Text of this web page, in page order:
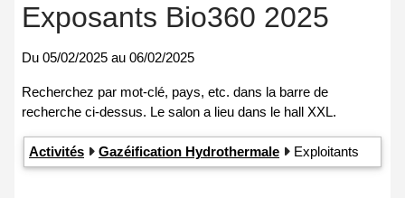
Exposants Bio360 2025
Du 05/02/2025 au 06/02/2025
Activités Gazéification Hydrothermale Exploitants